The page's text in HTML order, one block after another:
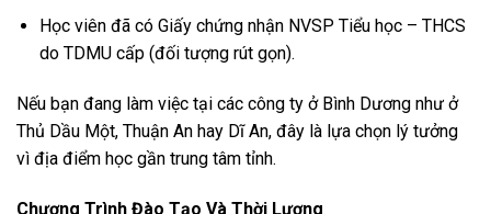
Học viên đã có Giấy chứng nhận NVSP Tiểu học – THCS
do TDMU cấp (đối tượng rút gọn).
Nếu bạn đang làm việc tại các công ty ở Bình Dương như ở
Thủ Dầu Một, Thuận An hay Dĩ An, đây là lựa chọn lý tưởng
vì địa điểm học gần trung tâm tỉnh.
Chương Trình Đào Tạo Và Thời Lượng